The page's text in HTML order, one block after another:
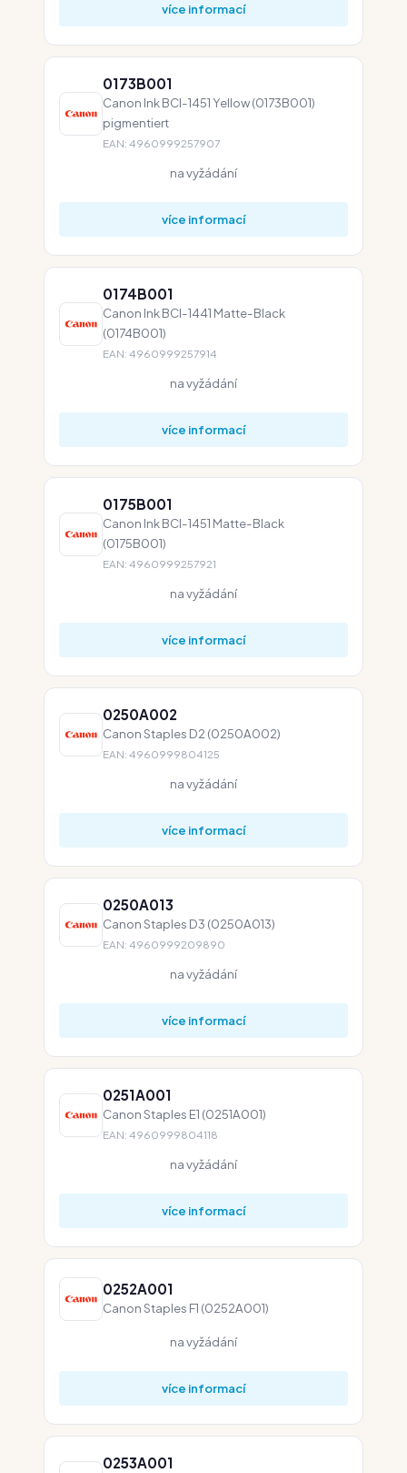
více informací
0173B001
Canon Ink BCI-1451 Yellow (0173B001)
pigmentiert
EAN: 4960999257907
na vyžádání
více informací
0174B001
Canon Ink BCI-1441 Matte-Black
(0174B001)
EAN: 4960999257914
na vyžádání
více informací
0175B001
Canon Ink BCI-1451 Matte-Black
(0175B001)
EAN: 4960999257921
na vyžádání
více informací
0250A002
Canon Staples D2 (0250A002)
EAN: 4960999804125
na vyžádání
více informací
0250A013
Canon Staples D3 (0250A013)
EAN: 4960999209890
na vyžádání
více informací
0251A001
Canon Staples E1 (0251A001)
EAN: 4960999804118
na vyžádání
více informací
0252A001
Canon Staples F1 (0252A001)
na vyžádání
více informací
0253A001